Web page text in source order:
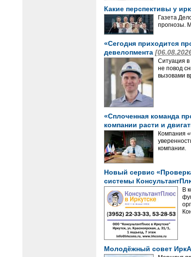
Какие перспективы у
Газета
прогнозы.
«Сегодня приходится
девелопмента
Ситуация в
не повод
вызовами
«Сплоченная команда
компании расти и
Компания
компании.
Новый сервис
системы
В
Молодёжный совет